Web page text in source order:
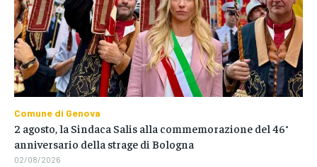
Comune di Genova
2 agosto, la Sindaca Salis alla commemorazione del 46°
anniversario della strage di Bologna
02/08/2026